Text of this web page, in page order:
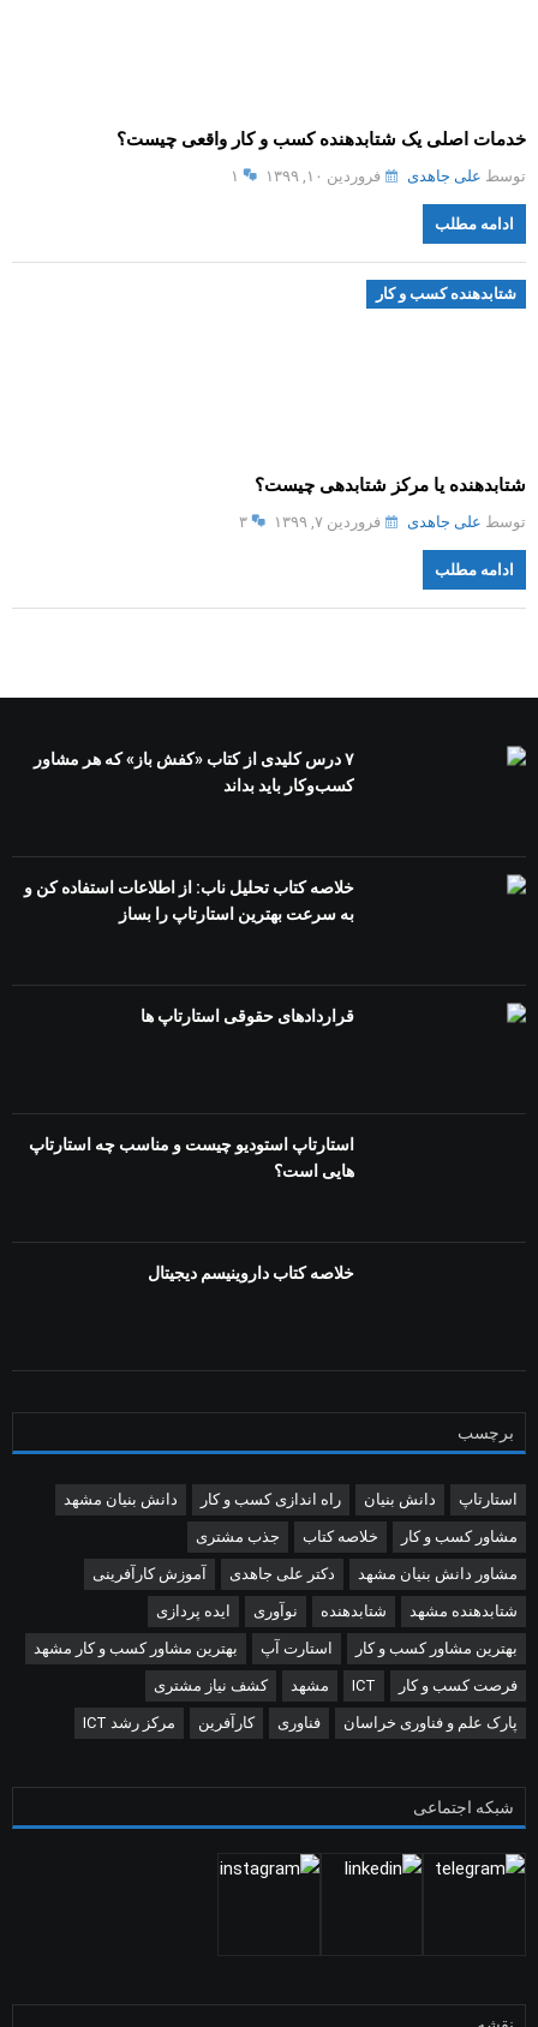
خدمات اصلی یک شتابدهنده کسب و کار واقعی چیست؟
توسط علی جاهدی فروردین ۱۰, ۱۳۹۹ ۱
ادامه مطلب
شتابدهنده کسب و کار
شتابدهنده یا مرکز شتابدهی چیست؟
توسط علی جاهدی فروردین ۷, ۱۳۹۹ ۳
ادامه مطلب
۷ درس کلیدی از کتاب «کفش باز» که هر مشاور
کسب‌وکار باید بداند
خلاصه کتاب تحلیل ناب: از اطلاعات استفاده کن و
به سرعت بهترین استارتاپ را بساز
قراردادهای حقوقی استارتاپ ها
استارتاپ استودیو چیست و مناسب چه استارتاپ
هایی است؟
خلاصه کتاب داروینیسم دیجیتال
برچسب
استارتاپ دانش بنیان راه اندازی کسب و کار دانش بنیان مشهد
مشاور کسب و کار خلاصه کتاب جذب مشتری
مشاور دانش بنیان مشهد دکتر علی جاهدی آموزش کارآفرینی
شتابدهنده مشهد شتابدهنده نوآوری ایده پردازی
بهترین مشاور کسب و کار استارت آپ بهترین مشاور کسب و کار مشهد
فرصت کسب و کار ICT مشهد کشف نیاز مشتری
پارک علم و فناوری خراسان فناوری کارآفرین مرکز رشد ICT
شبکه اجتماعی